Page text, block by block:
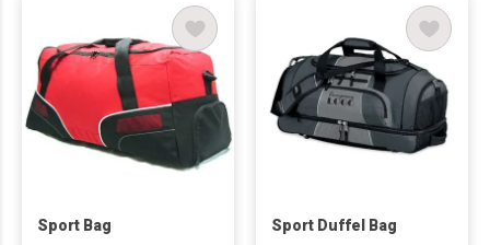
Sport Bag Sport Duffel Bag